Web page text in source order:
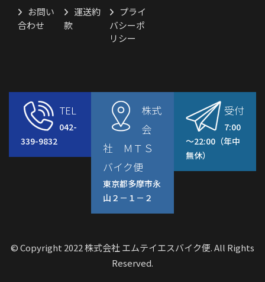
お問い
合わせ
運送約
款
プライ
バシーポ
リシー
TEL
042-
339-9832
株式
会
社 ＭＴＳ
バイク便
東京都多摩市永
山２－１－２
受付
7:00
～22:00（年中
無休）
© Copyright 2022 株式会社 エムテイエスバイク便. All Rights
Reserved.